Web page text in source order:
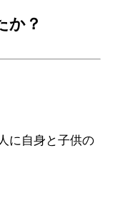
か？
に自身と子供の